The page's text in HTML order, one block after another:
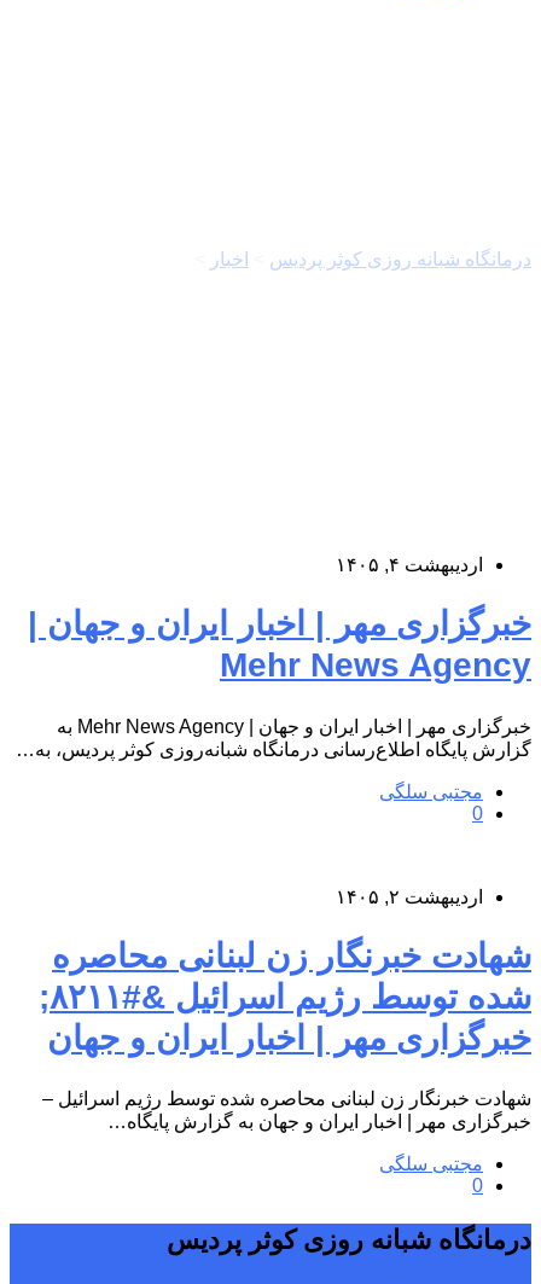
درمانگاه شبانه روزی کوثر پردیس اخبار
اردیبهشت ۴, ۱۴۰۵
خبرگزاری مهر | اخبار ایران و جهان |
Mehr News Agency
خبرگزاری مهر | اخبار ایران و جهان | Mehr News Agency به
گزارش پایگاه اطلاع‌رسانی درمانگاه شبانه‌روزی کوثر پردیس، به…
مجتبی سلگی
0
اردیبهشت ۲, ۱۴۰۵
شهادت خبرنگار زن لبنانی محاصره
شده توسط رژیم اسرائیل &#۸۲۱۱;
خبرگزاری مهر | اخبار ایران و جهان
شهادت خبرنگار زن لبنانی محاصره شده توسط رژیم اسرائیل –
خبرگزاری مهر | اخبار ایران و جهان به گزارش پایگاه…
مجتبی سلگی
0
درمانگاه شبانه روزی کوثر پردیس